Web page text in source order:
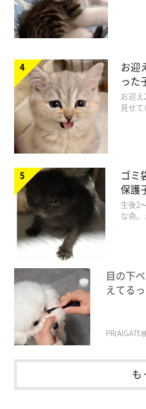
野良猫だったきな
で嬉
（写真左から）保護直後のきなこ
@Neko2Obasan
以前にねこのきもちWEB
うになり、ベランダから家
つくしちゃんに興味を示し
お迎
った
ドに
お迎
見せ
ゴミ
保護
美し
生後2
な命
目の下
えてる
PR(AIGATE
も